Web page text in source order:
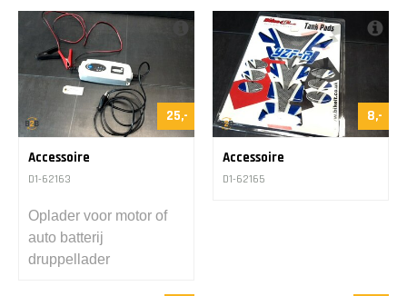
25,-
Accessoire
D1-62163
Oplader voor motor of
auto batterij
druppellader
8,-
Accessoire
D1-62165